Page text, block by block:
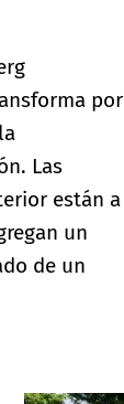
por
Las
están a
un
de un